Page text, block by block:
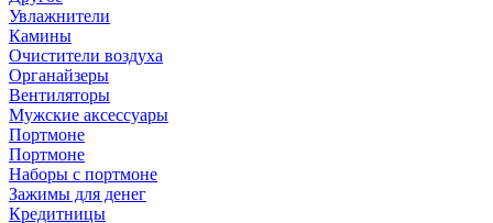
Увлажнители
Камины
Очистители воздуха
Органайзеры
Вентиляторы
Мужские аксессуары
Портмоне
Портмоне
Наборы с портмоне
Зажимы для денег
Кредитницы